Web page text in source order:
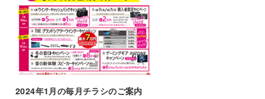
2024年1月の毎月チラシのご案内